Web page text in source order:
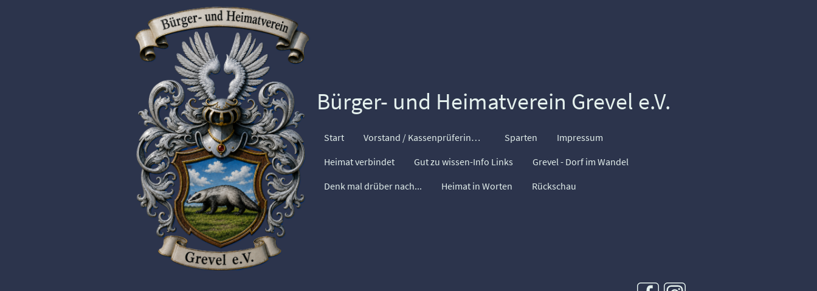
Bürger- und Heimatverein Grevel e.V.
Start Vorstand / Kassenprüferinnen Sparten
Impressum
Heimat verbindet
Gut zu wissen-Info Links
Grevel - Dorf im Wandel
Denk mal drüber nach...
Heimat in Worten Rückschau